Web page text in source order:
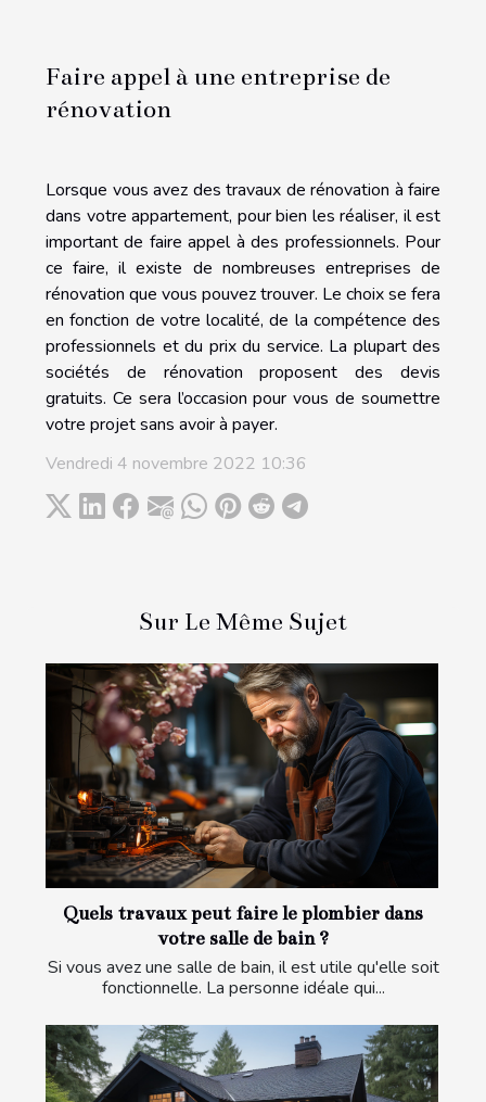
Faire appel à une entreprise de
rénovation
Lorsque vous avez des travaux de rénovation à faire
dans votre appartement, pour bien les réaliser, il est
important de faire appel à des professionnels. Pour
ce faire, il existe de nombreuses entreprises de
rénovation que vous pouvez trouver. Le choix se fera
en fonction de votre localité, de la compétence des
professionnels et du prix du service. La plupart des
sociétés de rénovation proposent des devis
gratuits. Ce sera l’occasion pour vous de soumettre
votre projet sans avoir à payer.
Vendredi 4 novembre 2022 10:36
Sur Le Même Sujet
Quels travaux peut faire le plombier dans
votre salle de bain ?
Si vous avez une salle de bain, il est utile qu'elle soit
fonctionnelle. La personne idéale qui...